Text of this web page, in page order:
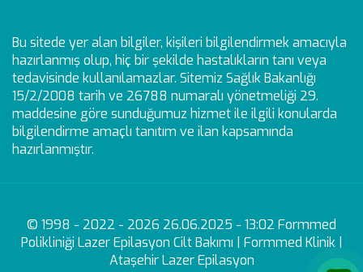
Bu sitede yer alan bilgiler, kişileri bilgilendirmek amacıyla
hazırlanmış olup, hiç bir şekilde hastalıkların tanı veya
tedavisinde kullanılamazlar. Sitemiz Sağlık Bakanlığı
15/2/2008 tarih ve 26788 numaralı yönetmeliği 29.
maddesine göre sunduğumuz hizmet ile ilgili konularda
bilgilendirme amaçlı tanıtım ve ilan kapsamında
hazırlanmıştır.
© 1998 - 2022 - 2026 26.06.2025 - 13:02 Formmed
Polikliniği Lazer Epilasyon Cilt Bakımı | Formmed Klinik |
Ataşehir Lazer Epilasyon